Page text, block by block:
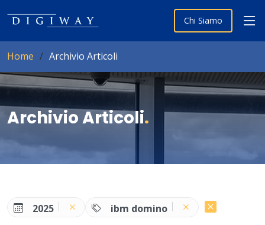
Chi Siamo
Home Archivio Articoli
Archivio Articoli.
2025 ibm domino